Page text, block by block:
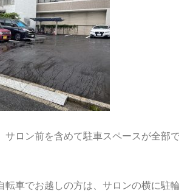
サロン前を含めて駐車スペースが全部
転車でお越しの方は、サロンの横に駐